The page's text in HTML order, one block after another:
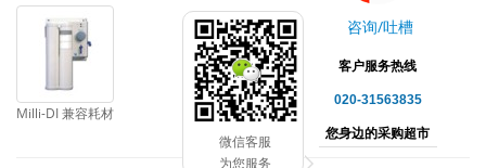
Milli-DI 兼容耗材
咨询/吐槽
客户服务热线
020-31563835
您身边的采购超市
微信客服
为您服务